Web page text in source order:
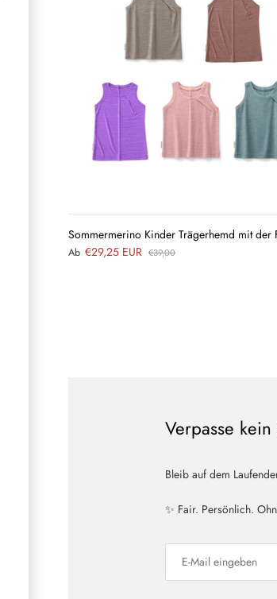
Sommermerino Kinder Trägerhemd mit der
Ab €29,25 EUR €39,00
Verpasse
Bleib auf dem
✨ Fair. Persönlich.